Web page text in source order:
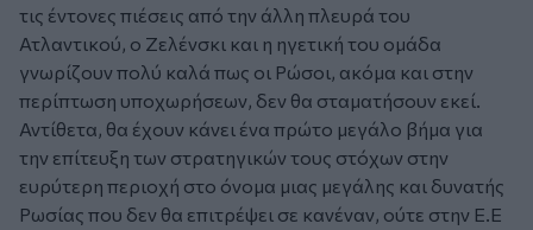
τις έντονες πιέσεις από την άλλη πλευρά του
Ατλαντικού, ο Ζελένσκι και η ηγετική του ομάδα
γνωρίζουν πολύ καλά πως οι Ρώσοι, ακόμα και στην
περίπτωση υποχωρήσεων, δεν θα σταματήσουν εκεί.
Αντίθετα, θα έχουν κάνει ένα πρώτο μεγάλο βήμα για
την επίτευξη των στρατηγικών τους στόχων στην
ευρύτερη περιοχή στο όνομα μιας μεγάλης και δυνατής
Ρωσίας που δεν θα επιτρέψει σε κανέναν, ούτε στην Ε.Ε